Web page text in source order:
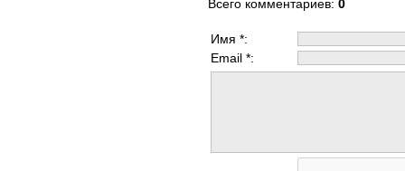
Всего комментариев: 0
Имя *:
Email *: